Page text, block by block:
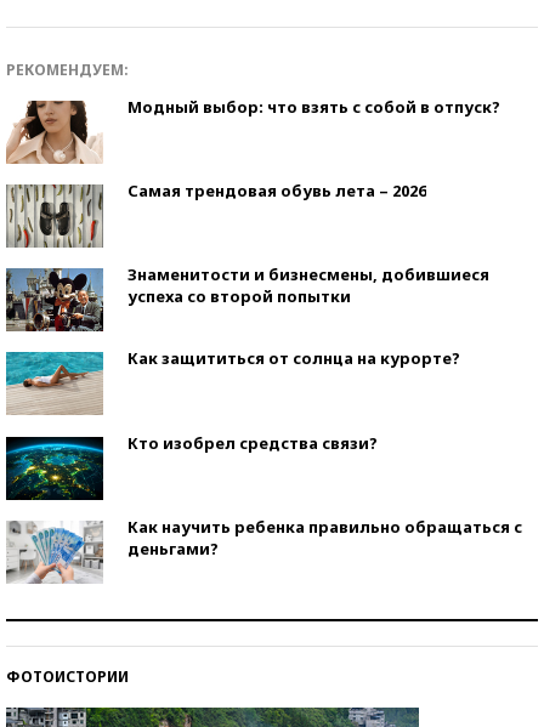
РЕКОМЕНДУЕМ:
Модный выбор: что взять с собой в отпуск?
Самая трендовая обувь лета – 2026
Знаменитости и бизнесмены, добившиеся
успеха со второй попытки
Как защититься от солнца на курорте?
Кто изобрел средства связи?
Как научить ребенка правильно обращаться с
деньгами?
ФОТОИСТОРИИ